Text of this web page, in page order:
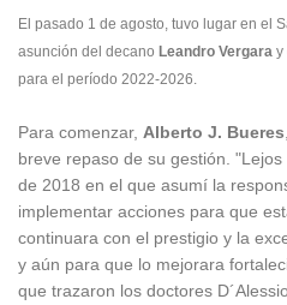
El pasado 1 de agosto, tuvo lugar en el
asunción del decano Leandro Vergara y
para el período 2022-2026.
Para comenzar, Alberto J. Bueres
breve repaso de su gestión.
de 2018 en el que asumí la
implementar acciones para que
continuara con el prestigio y la
y aún para que lo mejorara
que trazaron los doctores